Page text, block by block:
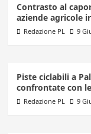
Contrasto al
aziende agricole
Redazione PL 9
Piste ciclabili a
confrontate con
Redazione PL 9